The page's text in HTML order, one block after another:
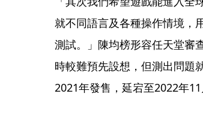
就不同語言及各種操作情境，
測試。」陳均榜形容任天堂審
時較難預先設想，但測出問題
2021年發售，延宕至2022年11